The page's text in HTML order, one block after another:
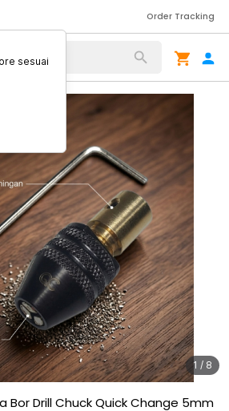
Order Tracking
1 / 8
Bor Drill Chuck Quick Change 5mm
sesuai